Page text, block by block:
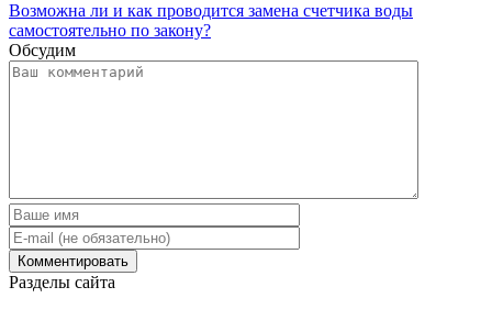
Возможна ли и как проводится замена счетчика воды
самостоятельно по закону?
Обсудим
Разделы сайта